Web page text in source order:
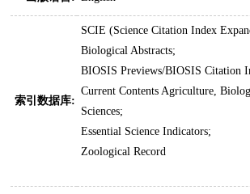
索引数据库:
SCIE (Science Citation Index
Biological Abstracts;
BIOSIS Previews/BIOSIS Citation
Current Contents Agriculture,
Sciences;
Essential Science Indicators;
Zoological Record